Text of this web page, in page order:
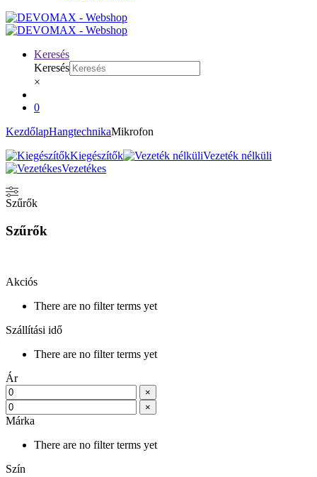
Keresés
Keresés
×
0
KezdőlapHangtechnikaMikrofon
Kiegészítők
Vezeték nélküli
Vezetékes
Szűrők
Szűrők
Akciós
There are no filter terms yet
Szállítási idő
There are no filter terms yet
Ár
×
×
Márka
There are no filter terms yet
Szín